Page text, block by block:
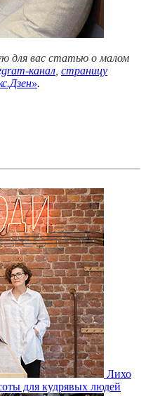
для вас статью о малом
канал страницу
.
Лихо
для кудрявых людей